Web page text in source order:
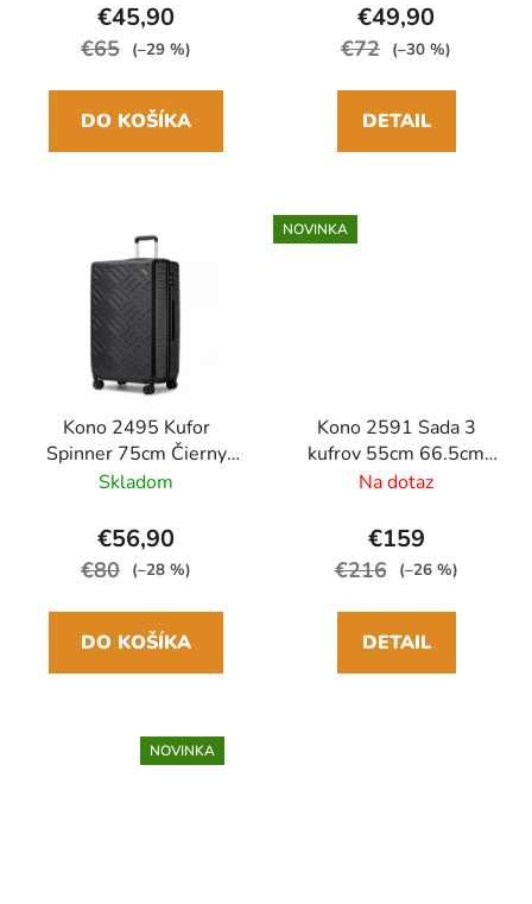
€45,90
€65 (–29 %)
DO KOŠÍKA
€49,90
€72 (–30 %)
DETAIL
Kono 2495 Kufor
Spinner 75cm Čierny
ABS/Polykarbonát
Skladom
€56,90
€80 (–28 %)
DO KOŠÍKA
NOVINKA
Kono 2591 Sada 3
kufrov 55cm 66.5cm
75.5cm spinner Čierna
Na dotaz
€159
€216 (–26 %)
DETAIL
NOVINKA